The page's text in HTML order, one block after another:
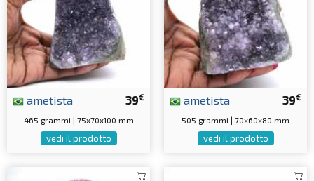
39€
ametista
465 grammi | 75x70x100 mm
vedi il prodotto
39€
ametista
505 grammi | 70x60x80 mm
vedi il prodotto